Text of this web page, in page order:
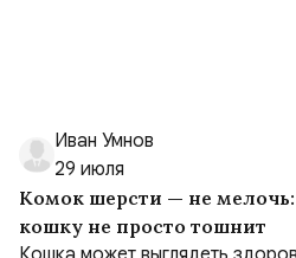
Иван Умнов
29 июля
Комок шерсти — не мелочь:
кошку не просто тошнит